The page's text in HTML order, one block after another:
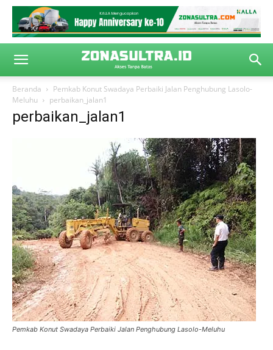
Beranda
Pemkab Konut Swadaya Perbaiki Jalan Penghubung Lasolo-
Meluhu
perbaikan_jalan1
perbaikan_jalan1
Pemkab Konut Swadaya Perbaiki Jalan Penghubung Lasolo-Meluhu